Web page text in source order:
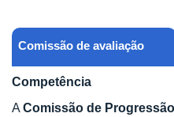
Comissão de avaliação
Competência
A Comissão de